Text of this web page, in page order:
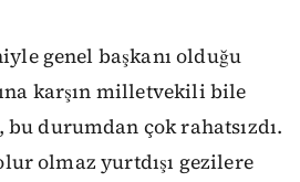
genel başkanı olduğu
karşın milletvekili bile
durumdan çok rahatsızdı.
olmaz yurtdışı gezilere